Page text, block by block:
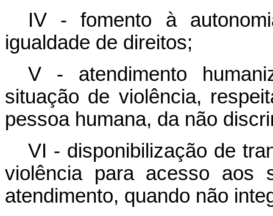
IV - fomento à
igualdade de direitos;
V - atendimento
situação de violência,
pessoa humana, da não
VI - disponibilização de
violência para acesso aos
atendimento, quando não